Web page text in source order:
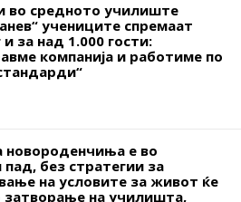
во средното училиште
учениците спремаат
и за над 1.000 гости:
компанија и работиме по
новороденчиња е во
пад, без стратегии за
на условите за живот ќе
затворање на училишта,